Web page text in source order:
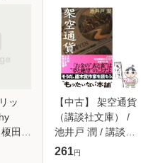
ッ
田尤
[新
【中古】 架空通貨
（講談社文庫） /
池井戸 潤 / 講談社
[文庫]【メール便送
261円